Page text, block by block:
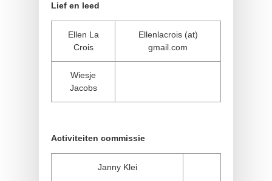
Lief en leed
Ellen La
Crois
Ellenlacrois (at)
gmail.com
Wiesje
Jacobs
Activiteiten commissie
Janny Klei